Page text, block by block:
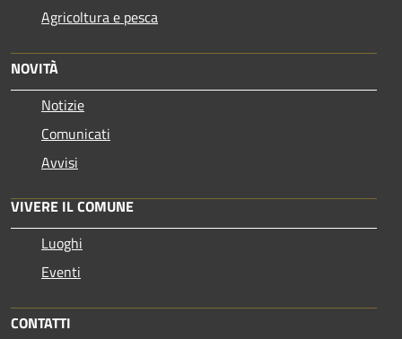
Agricoltura e pesca
NOVITÀ
Notizie
Comunicati
Avvisi
VIVERE IL COMUNE
Luoghi
Eventi
CONTATTI